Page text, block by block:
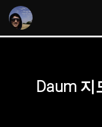
Daum 지